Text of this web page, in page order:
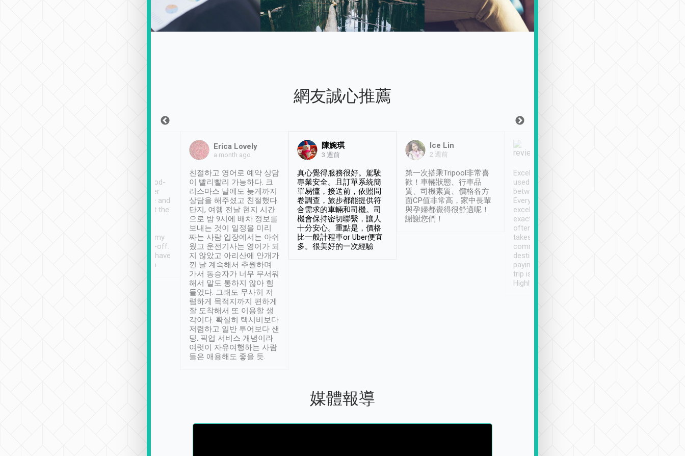
網友誠心推薦
service, vehicles in good-
condition and the driver
service was awesome and
thoughtful. Driver went the
have safely arrived at my
destination after drop-off.
Definitely something I have
not seen elsewhere 👍
Erica Lovely
a month ago
친절하고 영어로 예약 상담
이 빨리빨리 가능하다. 크
리스마스 날에도 늦게까지
상담을 해주셨고 친절했다.
단지, 여행 전날 현지 시간
으로 밤 9시에 배차 정보를
보내는 것이 일정을 미리
짜는 사람 입장에서는 아쉬
웠고 운전기사는 영어가 되
지 않았고 아리산에 안개가
낀 날 계속해서 추월하며
가서 동승자가 너무 무서워
해서 말도 통하지 않아 힘
들었다. 그래도 무사히 저
렴하게 목적지까지 편하게
잘 도착해서 또 이용할 생
각이다. 확실히 택시비보다
저렴하고 일반 투어보다 샌
딩. 픽업 서비스 개념이라
여럿이 자유여행하는 사람
들은 애용해도 좋을 듯.
陳婉琪
3 週前
真心覺得服務很好。駕駛
專業安全。且訂單系統簡
單易懂，接送前，依照問
卷調查，旅步都能提供符
合需求的車輛和司機。司
機會保持密切聯繫，讓人
十分安心。重點是，價格
比一般計程車or Uber便宜
多。很美好的一次經驗
Ice Lin
2 週前
第一次搭乘Tripool非常喜
歡！車輛狀態、行車品
質、司機素質、價格各方
面CP值非常高，家中長輩
與孕婦都覺得很舒適呢！
謝謝您們！
Excellent service. We have
used Tripool to travel
between cities in Taiwan.
Every driver has been
excellent and arrives
exactly on time. As there is
often limited English it
takes the difficulty out of
communicating the
destination details and
paying online prior to the
trip is very convenient.
Highly recommended
媒體報導